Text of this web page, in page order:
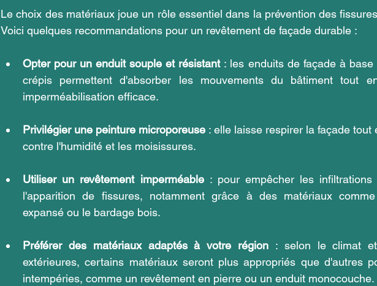
Le choix des matériaux joue un rôle essentiel dans la prévention des
Voici quelques recommandations pour un revêtement de façade durable :
Opter pour un enduit souple et résistant : les enduits de façade à base
crépis permettent d'absorber les mouvements du bâtiment tout
imperméabilisation efficace.
Privilégier une peinture microporeuse : elle laisse respirer la façade tout
contre l'humidité et les moisissures.
Utiliser un revêtement imperméable : pour empêcher les infiltrations
l'apparition de fissures, notamment grâce à des matériaux
expansé ou le bardage bois.
Préférer des matériaux adaptés à votre région : selon le climat
extérieures, certains matériaux seront plus appropriés que d'autres
intempéries, comme un revêtement en pierre ou un enduit monocouche.